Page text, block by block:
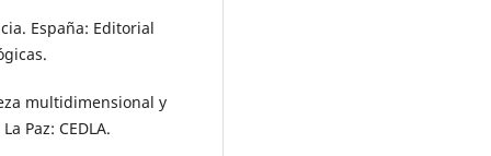
España: Editorial
multidimensional y
Paz: CEDLA.